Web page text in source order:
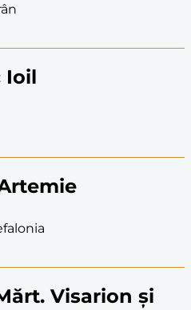
Ioil
Visarion și